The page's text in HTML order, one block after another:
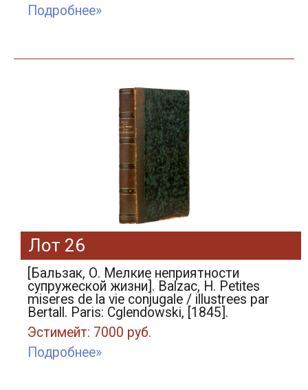
Подробнее»
Лот 26
[Бальзак, О. Мелкие неприятности
супружеской жизни]. Balzac, H. Petites
miseres de la vie conjugale / illustrees par
Bertall. Paris: Cglendowski, [1845].
Эстимейт: 7000 руб.
Подробнее»